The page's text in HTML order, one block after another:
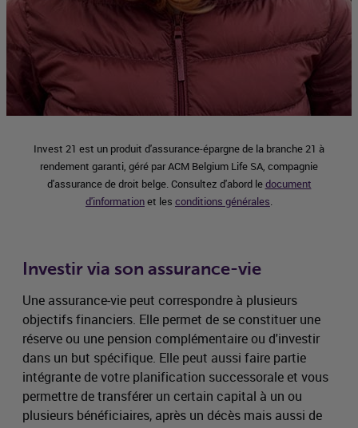
Invest 21 est un produit d'assurance-épargne de la branche 21 à
rendement garanti, géré par ACM Belgium Life SA, compagnie
d'assurance de droit belge. Consultez d'abord ledocument
d'informationet les conditions générales
Investir via son assurance-vie
Une assurance-vie peut correspondre à plusieurs
objectifs financiers. Elle permet de se constituer une
réserve ou une pension complémentaire ou d'investir
dans un but spécifique. Elle peut aussi faire partie
intégrante de votre planification successorale et vous
permettre de transférer un certain capital à un ou
plusieurs bénéficiaires, après un décès mais aussi de